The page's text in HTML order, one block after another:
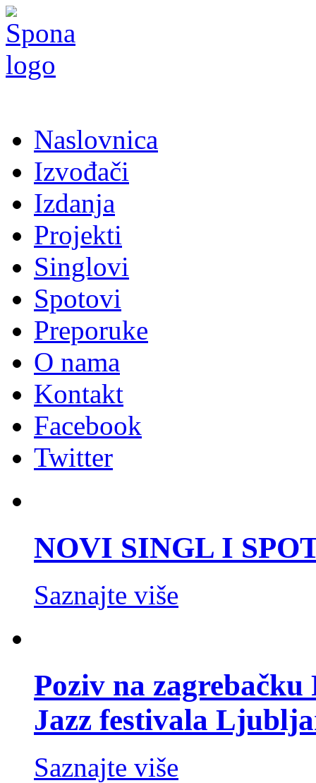
Naslovnica
Izvođači
Izdanja
Projekti
Singlovi
Spotovi
Preporuke
O nama
Kontakt
Facebook
Twitter
NOVI SINGL I
Saznajte više
Poziv na
Jazz festivala
Saznajte više